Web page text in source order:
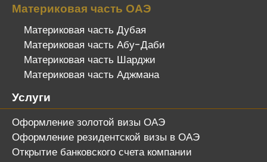
Материковая часть ОАЭ
Материковая часть Дубая
Материковая часть Абу-Даби
Материковая часть Шарджи
Материковая часть Аджмана
Услуги
Оформление золотой визы ОАЭ
Оформление резидентской визы в ОАЭ
Открытие банковского счета компании